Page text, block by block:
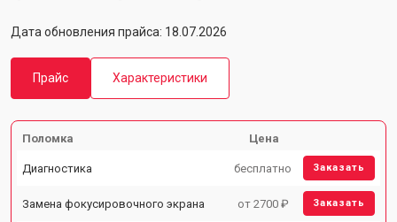
Дата обновления прайса: 18.07.2026
Прайс Характеристики
Поломка Цена
Диагностика бесплатно Заказать
Замена фокусировочного экрана от 2700 ₽ Заказать